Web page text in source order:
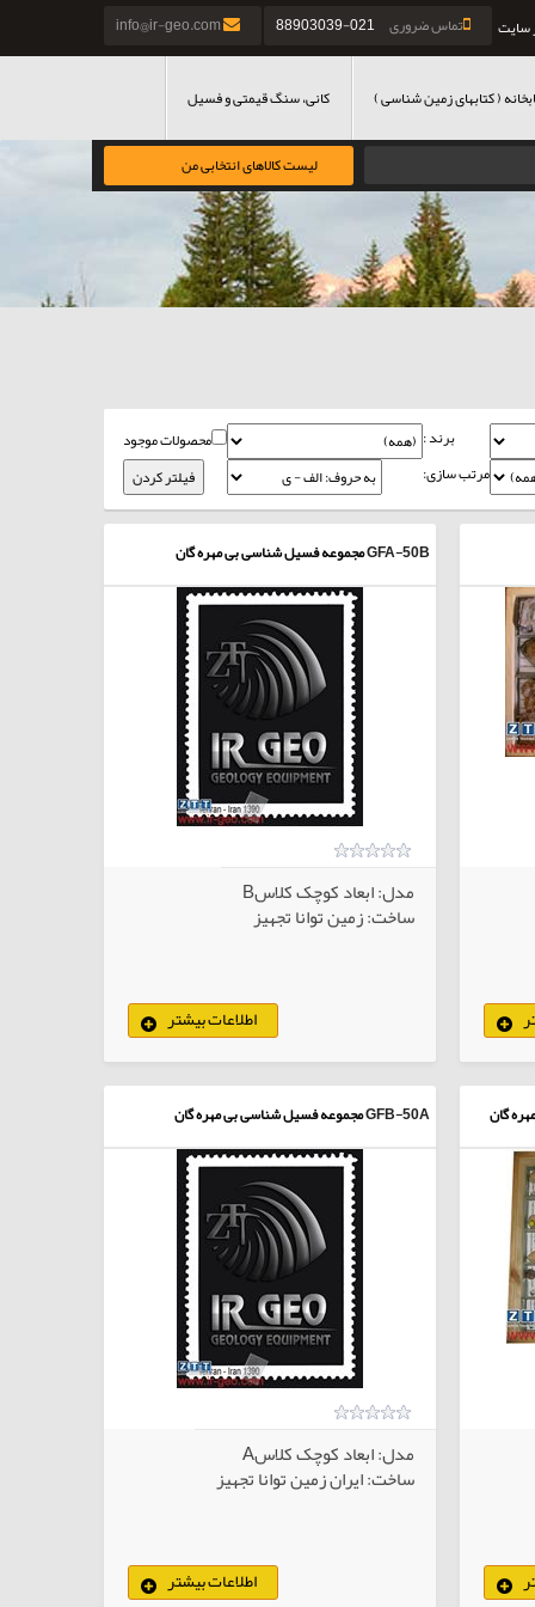
تماس ضروری 021-88903039 سایت
( کتابهای زمین شناسی ) کانی، سنگ قیمتی و فسیل
لیست کالاهای انتخابی من
برند :
محصولات موجود
مرتب سازی:
GFA-50Bمجموعه فسیل شناسی بی مهره گان
مدل: ابعاد کوچک کلاسB
ساخت: زمین توانا تجهیز
اطلاعات بیشتر انتخابی
گان GFB-50Aمجموعه فسیل شناسی بی مهره گان
مدل: ابعاد کوچک کلاسA
ساخت: ایران زمین توانا تجهیز
اطلاعات بیشتر انتخابی